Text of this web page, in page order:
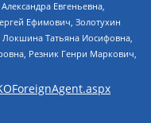
Евгеньевна,
Ефимович, Золотухин
Татьяна Иосифовна,
Резник Генри Маркович,